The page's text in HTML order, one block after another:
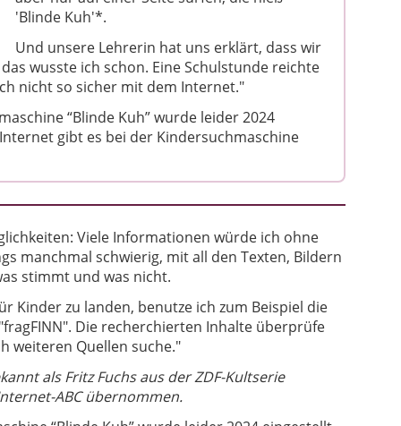
'Blinde Kuh'*.
Und unsere Lehrerin hat uns erklärt, dass wir
wusste ich schon. Eine Schulstunde reichte
nicht so sicher mit dem Internet."
“Blinde Kuh” wurde leider 2024
gibt es bei der Kindersuchmaschine
Viele Informationen würde ich ohne
manchmal schwierig, mit all den Texten, Bildern
stimmt und was nicht.
Kinder zu landen, benutze ich zum Beispiel die
Die recherchierten Inhalte überprüfe
weiteren Quellen suche."
als Fritz Fuchs aus der ZDF-Kultserie
ABC übernommen.